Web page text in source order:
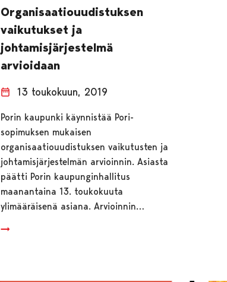
Organisaatiouudistuksen
vaikutukset ja
johtamisjärjestelmä
arvioidaan
13 toukokuun, 2019
Porin kaupunki käynnistää Pori-
sopimuksen mukaisen
organisaatiouudistuksen vaikutusten ja
johtamisjärjestelmän arvioinnin. Asiasta
päätti Porin kaupunginhallitus
maanantaina 13. toukokuuta
ylimääräisenä asiana. Arvioinnin…